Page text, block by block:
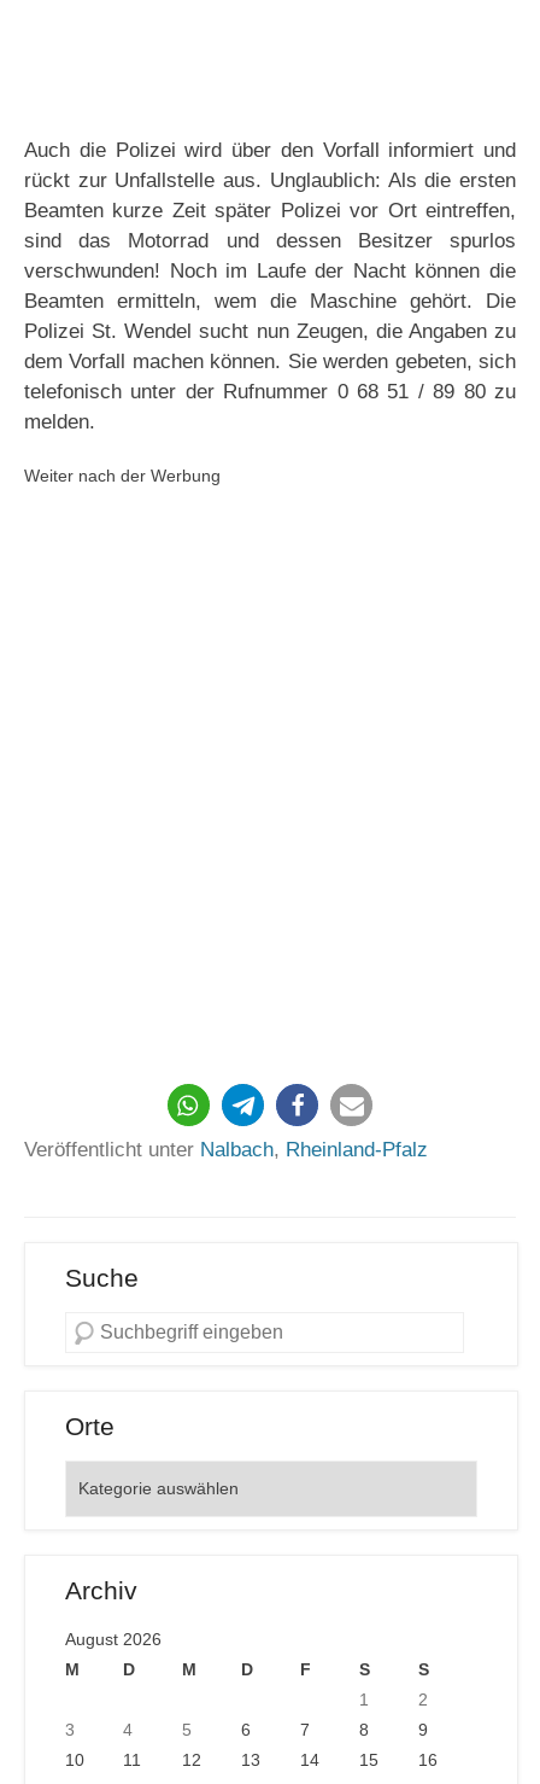
Auch die Polizei wird über den Vorfall informiert und
rückt zur Unfallstelle aus. Unglaublich: Als die ersten
Beamten kurze Zeit später Polizei vor Ort eintreffen,
sind das Motorrad und dessen Besitzer spurlos
verschwunden! Noch im Laufe der Nacht können die
Beamten ermitteln, wem die Maschine gehört. Die
Polizei St. Wendel sucht nun Zeugen, die Angaben zu
dem Vorfall machen können. Sie werden gebeten, sich
telefonisch unter der Rufnummer 0 68 51 / 89 80 zu
melden.
Weiter nach der Werbung
385
Veröffentlicht unter Nalbach, Rheinland-Pfalz
Suche
Orte
Archiv
August 2026
M
D M D F S
S
1
2
3
4 5 6 7 8
9
10
11 12 13 14 15
16